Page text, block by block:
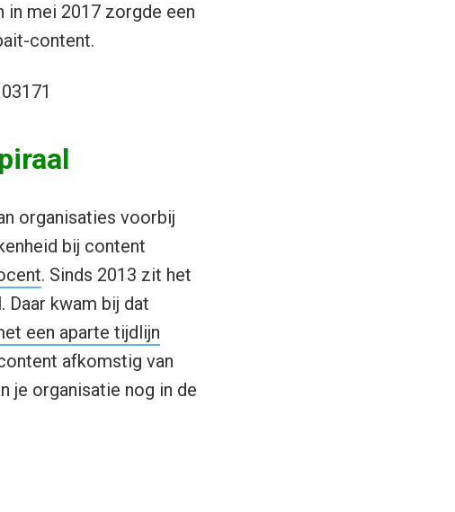
in mei 2017 zorgde een
content.
organisaties voorbij
bij content
. Sinds 2013 zit het
Daar kwam bij dat
een aparte tijdlijn
afkomstig van
je organisatie nog in de